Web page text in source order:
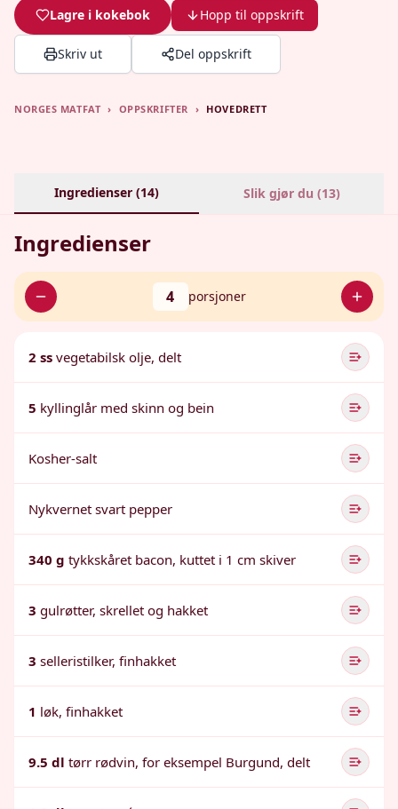
Lagre i kokebok Hopp til oppskrift
Skriv ut Del oppskrift
NORGES MATFAT › OPPSKRIFTER › HOVEDRETT
Ingredienser (14) Slik gjør du (13)
Ingredienser
4 porsjoner
2 ss vegetabilsk olje, delt
5 kyllinglår med skinn og bein
Kosher-salt
Nykvernet svart pepper
340 g tykkskåret bacon, kuttet i 1 cm skiver
3 gulrøtter, skrellet og hakket
3 selleristilker, finhakket
1 løk, finhakket
9.5 dl tørr rødvin, for eksempel Burgund, delt